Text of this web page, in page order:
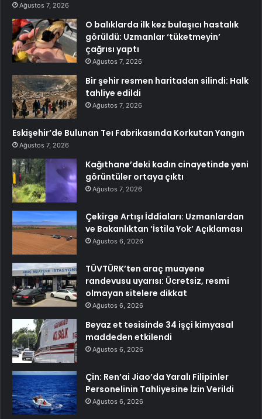
Ağustos 7, 2026
O balıklarda ilk kez bulaşıcı hastalık
görüldü: Uzmanlar ‘tüketmeyin’
çağrısı yaptı
Ağustos 7, 2026
Bir şehir resmen haritadan silindi: Halk
tahliye edildi
Ağustos 7, 2026
Eskişehir’de Bulunan Teı Fabrikasında Korkutan Yangın
Ağustos 7, 2026
Kağıthane’deki kadın cinayetinde yeni
görüntüler ortaya çıktı
Ağustos 7, 2026
Çekirge Artışı İddiaları: Uzmanlardan
ve Bakanlıktan ‘İstila Yok’ Açıklaması
Ağustos 6, 2026
TÜVTÜRK’ten araç muayene
randevusu uyarısı: Ücretsiz, resmi
olmayan sitelere dikkat
Ağustos 6, 2026
Beyaz et tesisinde 34 işçi kimyasal
maddeden etkilendi
Ağustos 6, 2026
Çin: Ren’ai Jiao’da Yaralı Filipinler
Personelinin Tahliyesine İzin Verildi
Ağustos 6, 2026